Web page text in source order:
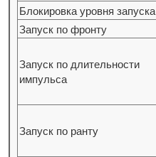
Блокировка уровня запуска
Запуск по фронту
Запуск по длительности
импульса
Запуск по ранту